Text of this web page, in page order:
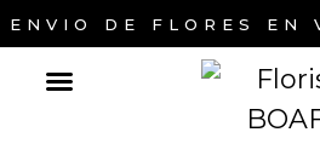
DE FLORES EN